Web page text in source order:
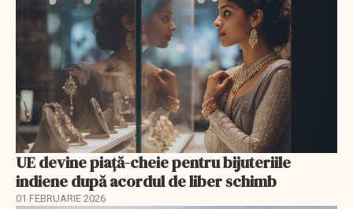
UE devine piață-cheie pentru bijuteriile
indiene după acordul de liber schimb
01 FEBRUARIE 2026